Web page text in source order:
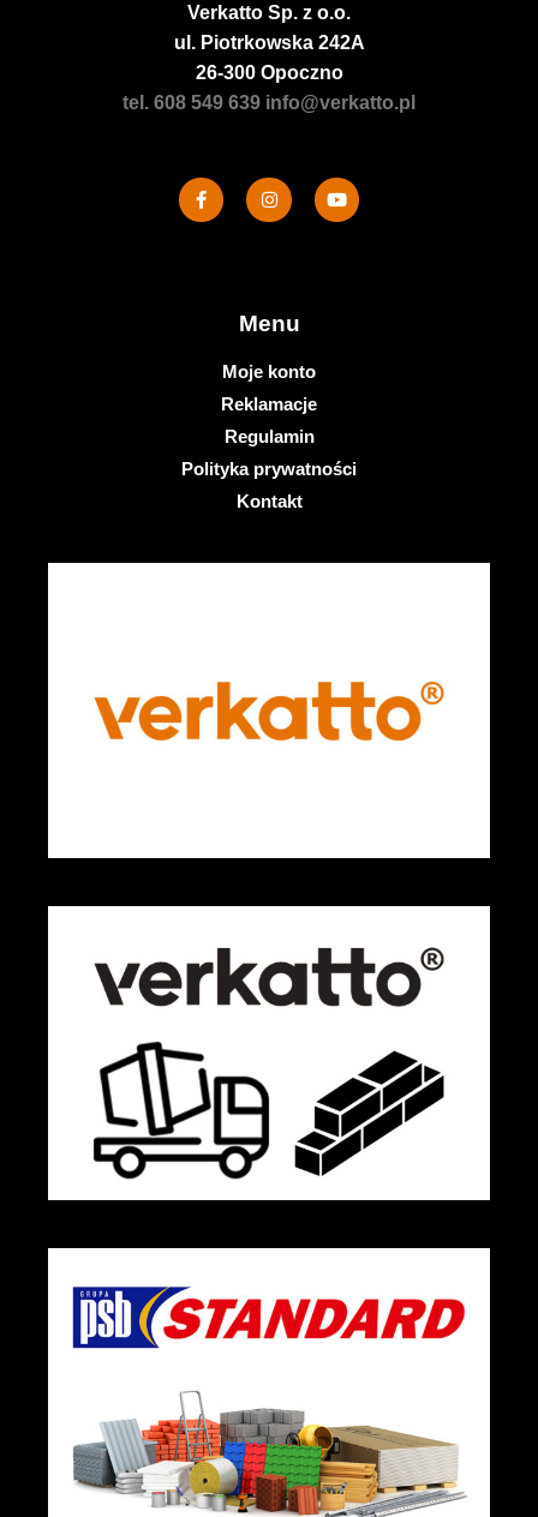
Verkatto Sp. z o.o.
ul. Piotrkowska 242A
26-300 Opoczno
tel. 608 549 639 info@verkatto.pl
Menu
Moje konto
Reklamacje
Regulamin
Polityka prywatności
Kontakt